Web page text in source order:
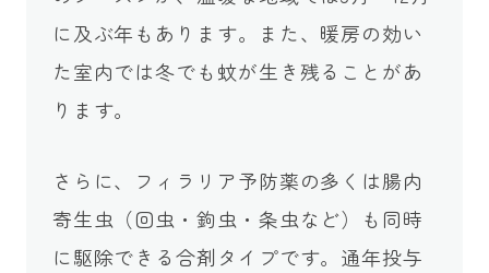
に及ぶ年もあります。また、暖房の効い
た室内では冬でも蚊が生き残ることがあ
ります。
さらに、フィラリア予防薬の多くは腸内
寄生虫（回虫・鉤虫・条虫など）も同時
に駆除できる合剤タイプです。通年投与